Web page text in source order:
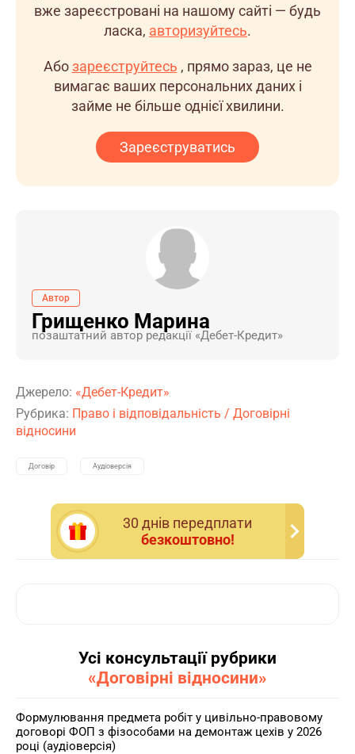
вже зареєстровані на нашому сайті — будь
ласка, авторизуйтесь.
Абозареєструйтесь , прямо зараз, це не
вимагає ваших персональних даних і
займе не більше однієї хвилини.
Зареєструватись
Автор
Грищенко Марина
позаштатний автор редакції «Дебет-Кредит»
Джерело: «Дебет-Кредит»
Рубрика: Право і відповідальність / Договірні
відносини
Договір Аудіоверсія
30 днiв передплати
безкоштовно!
Усі консультації рубрики
«Договірні відносини»
Формулювання предмета робіт у цивільно-правовому
договорі ФОП з фізособами на демонтаж цехів у 2026
році (аудіоверсія)